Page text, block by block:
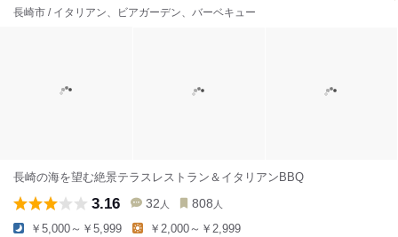
長崎市 / イタリアン、ビアガーデン、バーベキュー
長崎の海を望む絶景テラスレストラン＆イタリアンBBQ
3.16 32 人 808 人
￥5,000～￥5,999 ￥2,000～￥2,999